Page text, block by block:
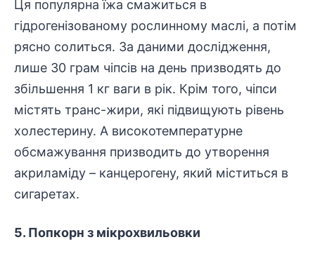
Ця популярна їжа смажиться в
гідрогенізованому рослинному маслі, а потім
рясно солиться. За даними дослідження,
лише 30 грам чіпсів на день призводять до
збільшення 1 кг ваги в рік. Крім того, чіпси
містять транс-жири, які підвищують рівень
холестерину. А високотемпературне
обсмажування призводить до утворення
акриламіду – канцерогену, який міститься в
сигаретах.
5. Попкорн з мікрохвильовки